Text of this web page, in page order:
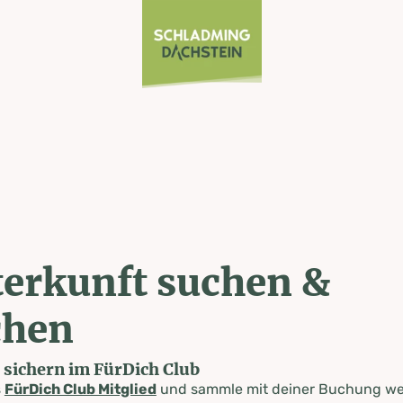
suchen &
im FürDich Club
FürDich Club Mitgliedund sammle mit deiner Buchung